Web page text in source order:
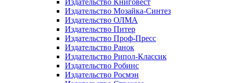
Издательство Книговест
Издательство Мозайка-Синтез
Издательство ОЛМА
Издательство Питер
Издательство Проф-Пресс
Издательство Ранок
Издательство Рипол-Классик
Издательство Робинс
Издательство Росмэн